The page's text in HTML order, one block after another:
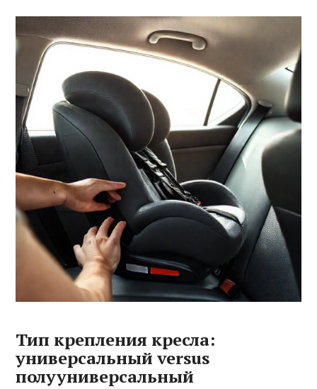
Тип крепления кресла:
универсальный versus
полууниверсальный